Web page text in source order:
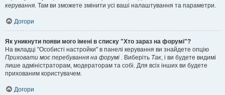
керування. Там ви зможете змінити усі ваші налаштування та параметри.
Догори
Як уникнути появи мого імені в списку "Хто зараз на форумі"?
На вкладці "Особисті настройки" в панелі керування ви знайдете опцію
Приховати моє перебування на форумі . Виберіть Так, і ви будете видимі
лише адміністраторам, модераторам та собі. Для всіх інших ви будете
прихованим користувачем.
Догори